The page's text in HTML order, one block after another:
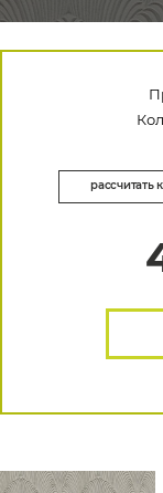
рассчитать